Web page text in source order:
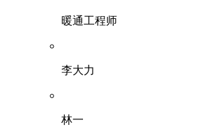
暖通工程师
李大力
林一